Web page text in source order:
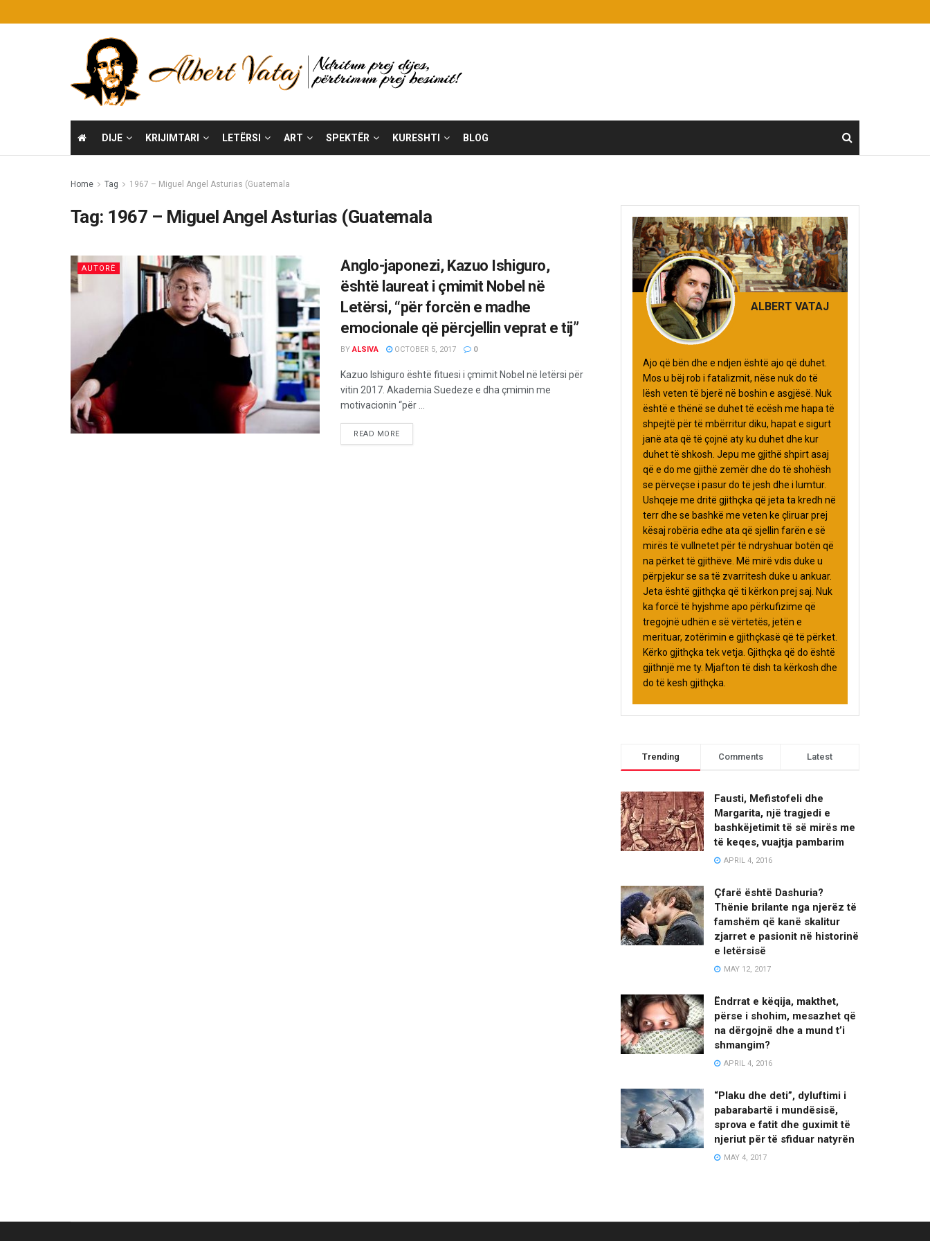
DIJE KRIJIMTARI LETËRSI ART SPEKTËR KURESHTI BLOG
Home Tag 1967 – Miguel Angel Asturias (Guatemala
Tag: 1967 – Miguel Angel Asturias (Guatemala
AUTORË
Anglo-japonezi, Kazuo Ishiguro,
është laureat i çmimit Nobel në
Letërsi, “për forcën e madhe
emocionale që përcjellin veprat e tij”
BY ALSIVA OCTOBER 5, 2017 0
Kazuo Ishiguro është fituesi i çmimit Nobel në letërsi për
vitin 2017. Akademia Suedeze e dha çmimin me
motivacionin “për ...
READ MORE
ALBERT VATAJ
Ajo që bën dhe e ndjen është ajo që duhet.
Mos u bëj rob i fatalizmit, nëse nuk do të
lësh veten të bjerë në boshin e asgjësë. Nuk
është e thënë se duhet të ecësh me hapa të
shpejtë për të mbërritur diku, hapat e sigurt
janë ata që të çojnë aty ku duhet dhe kur
duhet të shkosh. Jepu me gjithë shpirt asaj
që e do me gjithë zemër dhe do të shohësh
se përveçse i pasur do të jesh dhe i lumtur.
Ushqeje me dritë gjithçka që jeta ta kredh në
terr dhe se bashkë me veten ke çliruar prej
kësaj robëria edhe ata që sjellin farën e së
mirës të vullnetet për të ndryshuar botën që
na përket të gjithëve. Më mirë vdis duke u
përpjekur se sa të zvarritesh duke u ankuar.
Jeta është gjithçka që ti kërkon prej saj. Nuk
ka forcë të hyjshme apo përkufizime që
tregojnë udhën e së vërtetës, jetën e
merituar, zotërimin e gjithçkasë që të përket.
Kërko gjithçka tek vetja. Gjithçka që do është
gjithnjë me ty. Mjafton të dish ta kërkosh dhe
do të kesh gjithçka.
Trending Comments Latest
Fausti, Mefistofeli dhe
Margarita, një tragjedi e
bashkëjetimit të së mirës me
të keqes, vuajtja pambarim
APRIL 4, 2016
Çfarë është Dashuria?
Thënie brilante nga njerëz të
famshëm që kanë skalitur
zjarret e pasionit në historinë
e letërsisë
MAY 12, 2017
Ëndrrat e këqija, makthet,
përse i shohim, mesazhet që
na dërgojnë dhe a mund t’i
shmangim?
APRIL 4, 2016
“Plaku dhe deti”, dyluftimi i
pabarabartë i mundësisë,
sprova e fatit dhe guximit të
njeriut për të sfiduar natyrën
MAY 4, 2017